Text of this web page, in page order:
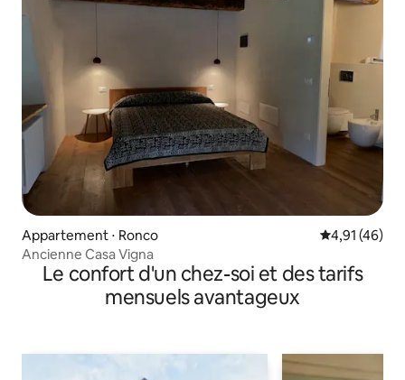
Appartement ⋅ Ronco Évaluation
4,91 (46)
Ancienne Casa Vigna
Le confort d'un chez-soi et des tarifs
mensuels avantageux